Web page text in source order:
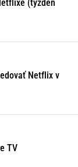
(týždeň
Netflix v
TV